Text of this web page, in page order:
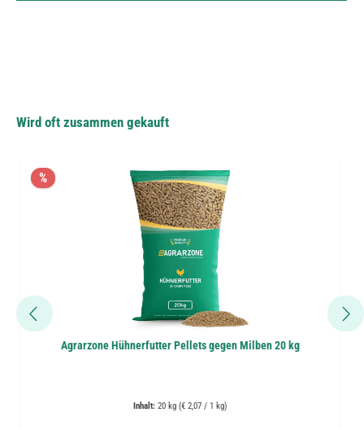
Wird oft zusammen gekauft
%
Agrarzone Hühnerfutter Pellets gegen Milben 20 kg
Inhalt: 20 kg (€ 2,07 / 1 kg)